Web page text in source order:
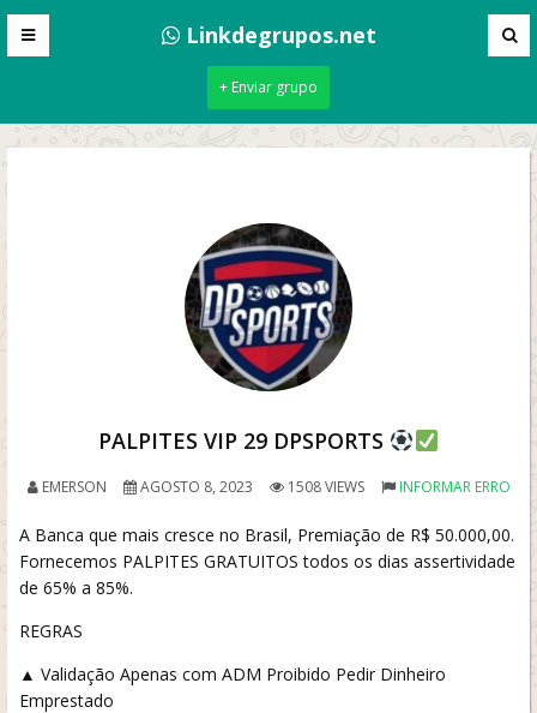
Linkdegrupos.net
+ Enviar grupo
PALPITES VIP 29 DPSPORTS
EMERSON AGOSTO 8, 2023 1508 VIEWS INFORMAR ERRO
A Banca que mais cresce no Brasil, Premiação de R$ 50.000,00.
Fornecemos PALPITES GRATUITOS todos os dias assertividade
de 65% a 85%.
REGRAS
▲ Validação Apenas com ADM Proibido Pedir Dinheiro
Emprestado